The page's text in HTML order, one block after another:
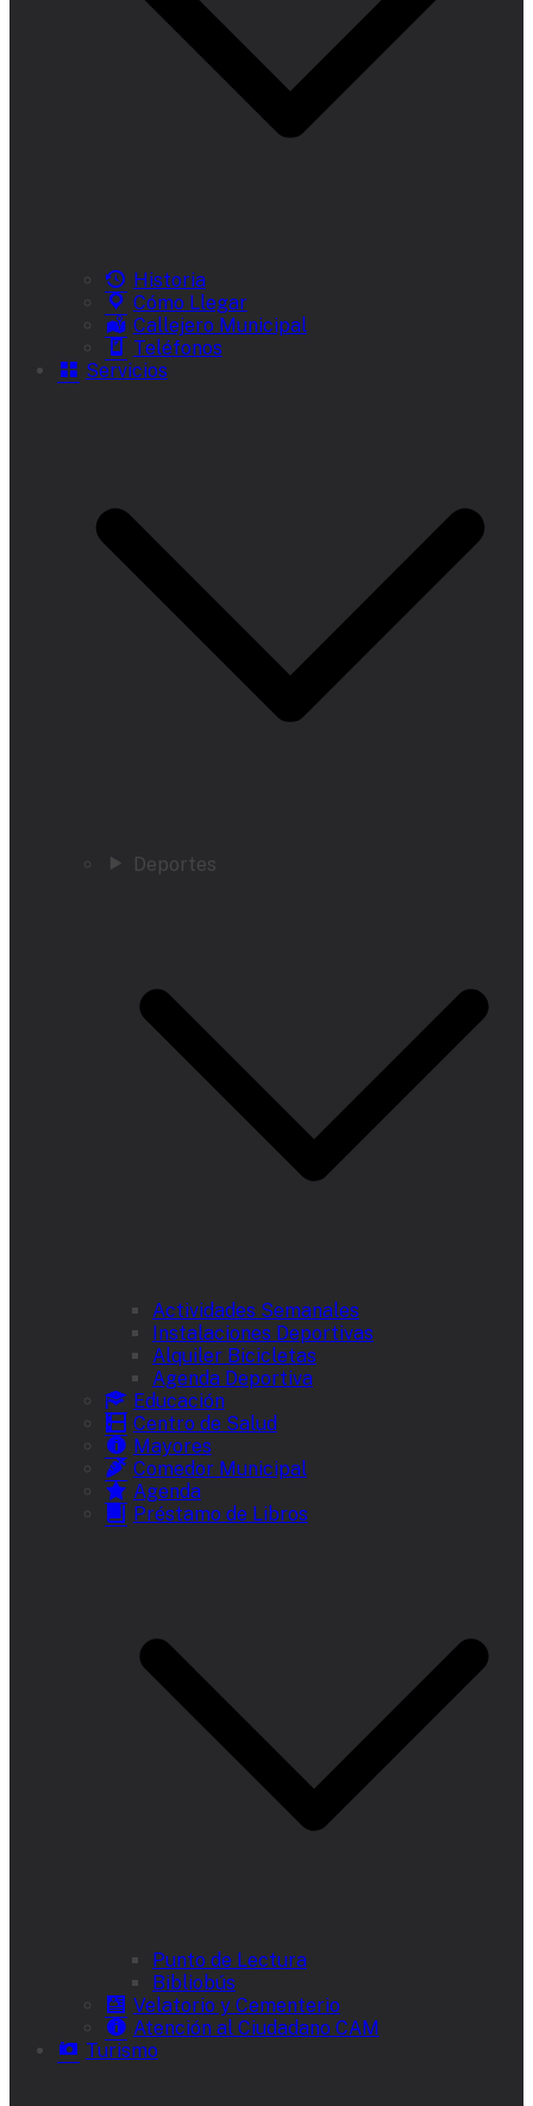
Historia
Cómo Llegar
Callejero Municipal
Teléfonos
Servicios
Deportes
Actividades Semanales
Instalaciones Deportivas
Alquiler Bicicletas
Agenda Deportiva
Educación
Centro de Salud
Mayores
Comedor Municipal
Agenda
Préstamo de Libros
Punto de Lectura
Bibliobús
Velatorio y Cementerio
Atención al Ciudadano CAM
Turismo